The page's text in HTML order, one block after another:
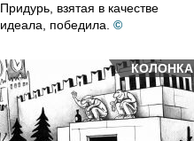
Придурь, взятая в качестве
идеала, победила. ©
КОЛОНКА